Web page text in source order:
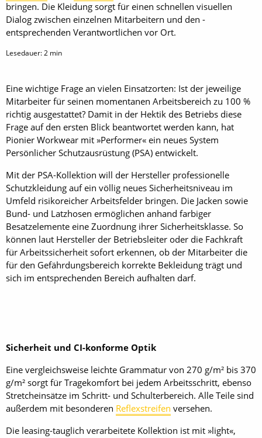
bringen. Die Kleidung sorgt für einen schnellen visuellen
Dialog zwischen einzelnen Mitarbeitern und den ­
entsprechenden Verantwortlichen vor Ort.
Lesedauer:2 min
Eine wichtige Frage an vielen Einsatzorten: Ist der jeweilige
Mitarbeiter für seinen momentanen Arbeitsbereich zu 100 %
richtig ausgestattet? Damit in der Hektik des Betriebs diese
Frage auf den ersten Blick beantwortet werden kann, hat
Pionier Workwear mit »Performer« ein neues System
Persönlicher Schutzausrüstung (PSA) entwickelt.
Mit der PSA-Kollektion will der Hersteller professionelle
Schutzkleidung auf ein völlig neues Sicherheitsniveau im
Umfeld risikoreicher Arbeitsfelder bringen. Die Jacken sowie
Bund- und Latzhosen ermöglichen anhand farbiger
Besatzelemente eine Zuordnung ihrer Sicherheitsklasse. So
können laut Hersteller der Betriebsleiter oder die Fachkraft
für Arbeitssicherheit sofort erkennen, ob der Mitarbeiter die
für den Gefährdungsbereich korrekte Bekleidung trägt und
sich im entsprechenden Bereich aufhalten darf.
Sicherheit und CI-konforme Optik
Eine vergleichsweise leichte Grammatur von 270 g/m² bis 370
g/m² sorgt für Tragekomfort bei jedem Arbeitsschritt, ebenso
Stretcheinsätze im Schritt- und Schulterbereich. Alle Teile sind
außerdem mit besonderen Reflexstreifen versehen.
Die leasing-tauglich verarbeitete Kollektion ist mit »light«,